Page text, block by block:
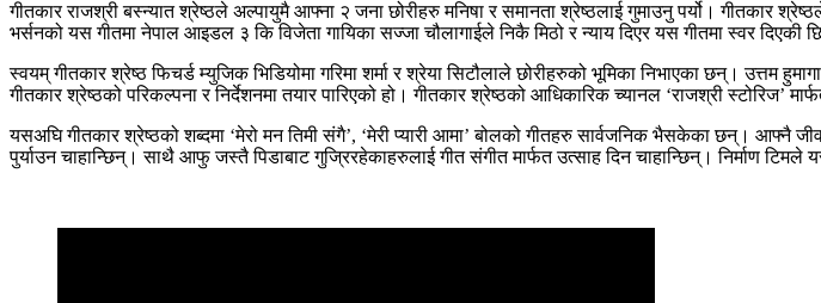
गीतकार राजश्री बस्न्यात श्रेष्ठले अल्पायुमै आफ्ना २ जना छोरीहरु मनिषा र समानता श्रेष्ठलाई गुमाउनु पर्यो। गीतकार
भर्सनको यस गीतमा नेपाल आइडल ३ कि विजेता गायिका सज्जा चौलागाईले निकै मिठो र न्याय दिएर यस गीतमा स्वर
स्वयम् गीतकार श्रेष्ठ फिचर्ड म्युजिक भिडियोमा गरिमा शर्मा र श्रेया सिटौलाले छोरीहरुको भूमिका निभाएका छन्। उत्तम
गीतकार श्रेष्ठको परिकल्पना र निर्देशनमा तयार पारिएको हो। गीतकार श्रेष्ठको आधिकारिक च्यानल ‘राजश्री स्टोरिज’
यसअघि गीतकार श्रेष्ठको शब्दमा ‘मेरो मन तिमी संगै’, ‘मेरी प्यारी आमा’ बोलको गीतहरु सार्वजनिक भैसकेका छन्। आफ्नै
पुर्याउन चाहान्छिन्। साथै आफु जस्तै पिडाबाट गुज्रिरहेकाहरुलाई गीत संगीत मार्फत उत्साह दिन चाहान्छिन्। निर्माण